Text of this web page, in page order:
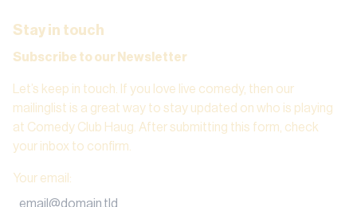
Stay in touch
Subscribe to our Newsletter
Let’s keep in touch. If you love live comedy, then our
mailinglist is a great way to stay updated on who is playing
at Comedy Club Haug. After submitting this form, check
your inbox to confirm.
Your email :